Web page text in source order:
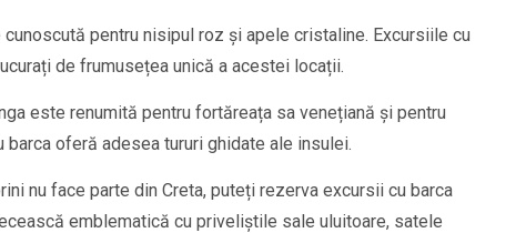
pentru nisipul roz și apele cristaline. Excursiile cu
de frumusețea unică a acestei locații.
este renumită pentru fortăreața sa venețiană și pentru
oferă adesea tururi ghidate ale insulei.
nu face parte din Creta, puteți rezerva excursii cu barca
emblematică cu priveliștile sale uluitoare, satele